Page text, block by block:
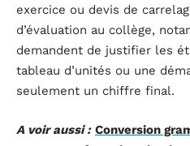
exercice ou devis de
d’évaluation au collège,
demandent de justifier les
tableau d’unités ou une
seulement un chiffre final.
A voir aussi : Conversion